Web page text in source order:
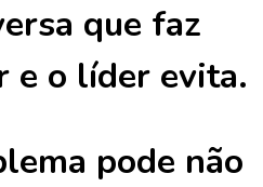
que faz
e o líder evita.
pode não